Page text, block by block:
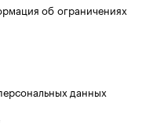
об ограничениях
данных